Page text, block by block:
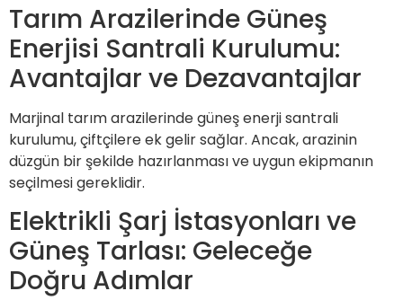
Tarım Arazilerinde Güneş
Enerjisi Santrali Kurulumu:
Avantajlar ve Dezavantajlar
Marjinal tarım arazilerinde güneş enerji santrali
kurulumu, çiftçilere ek gelir sağlar. Ancak, arazinin
düzgün bir şekilde hazırlanması ve uygun ekipmanın
seçilmesi gereklidir.
Elektrikli Şarj İstasyonları ve
Güneş Tarlası: Geleceğe
Doğru Adımlar